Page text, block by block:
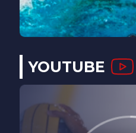
YOUTUBE